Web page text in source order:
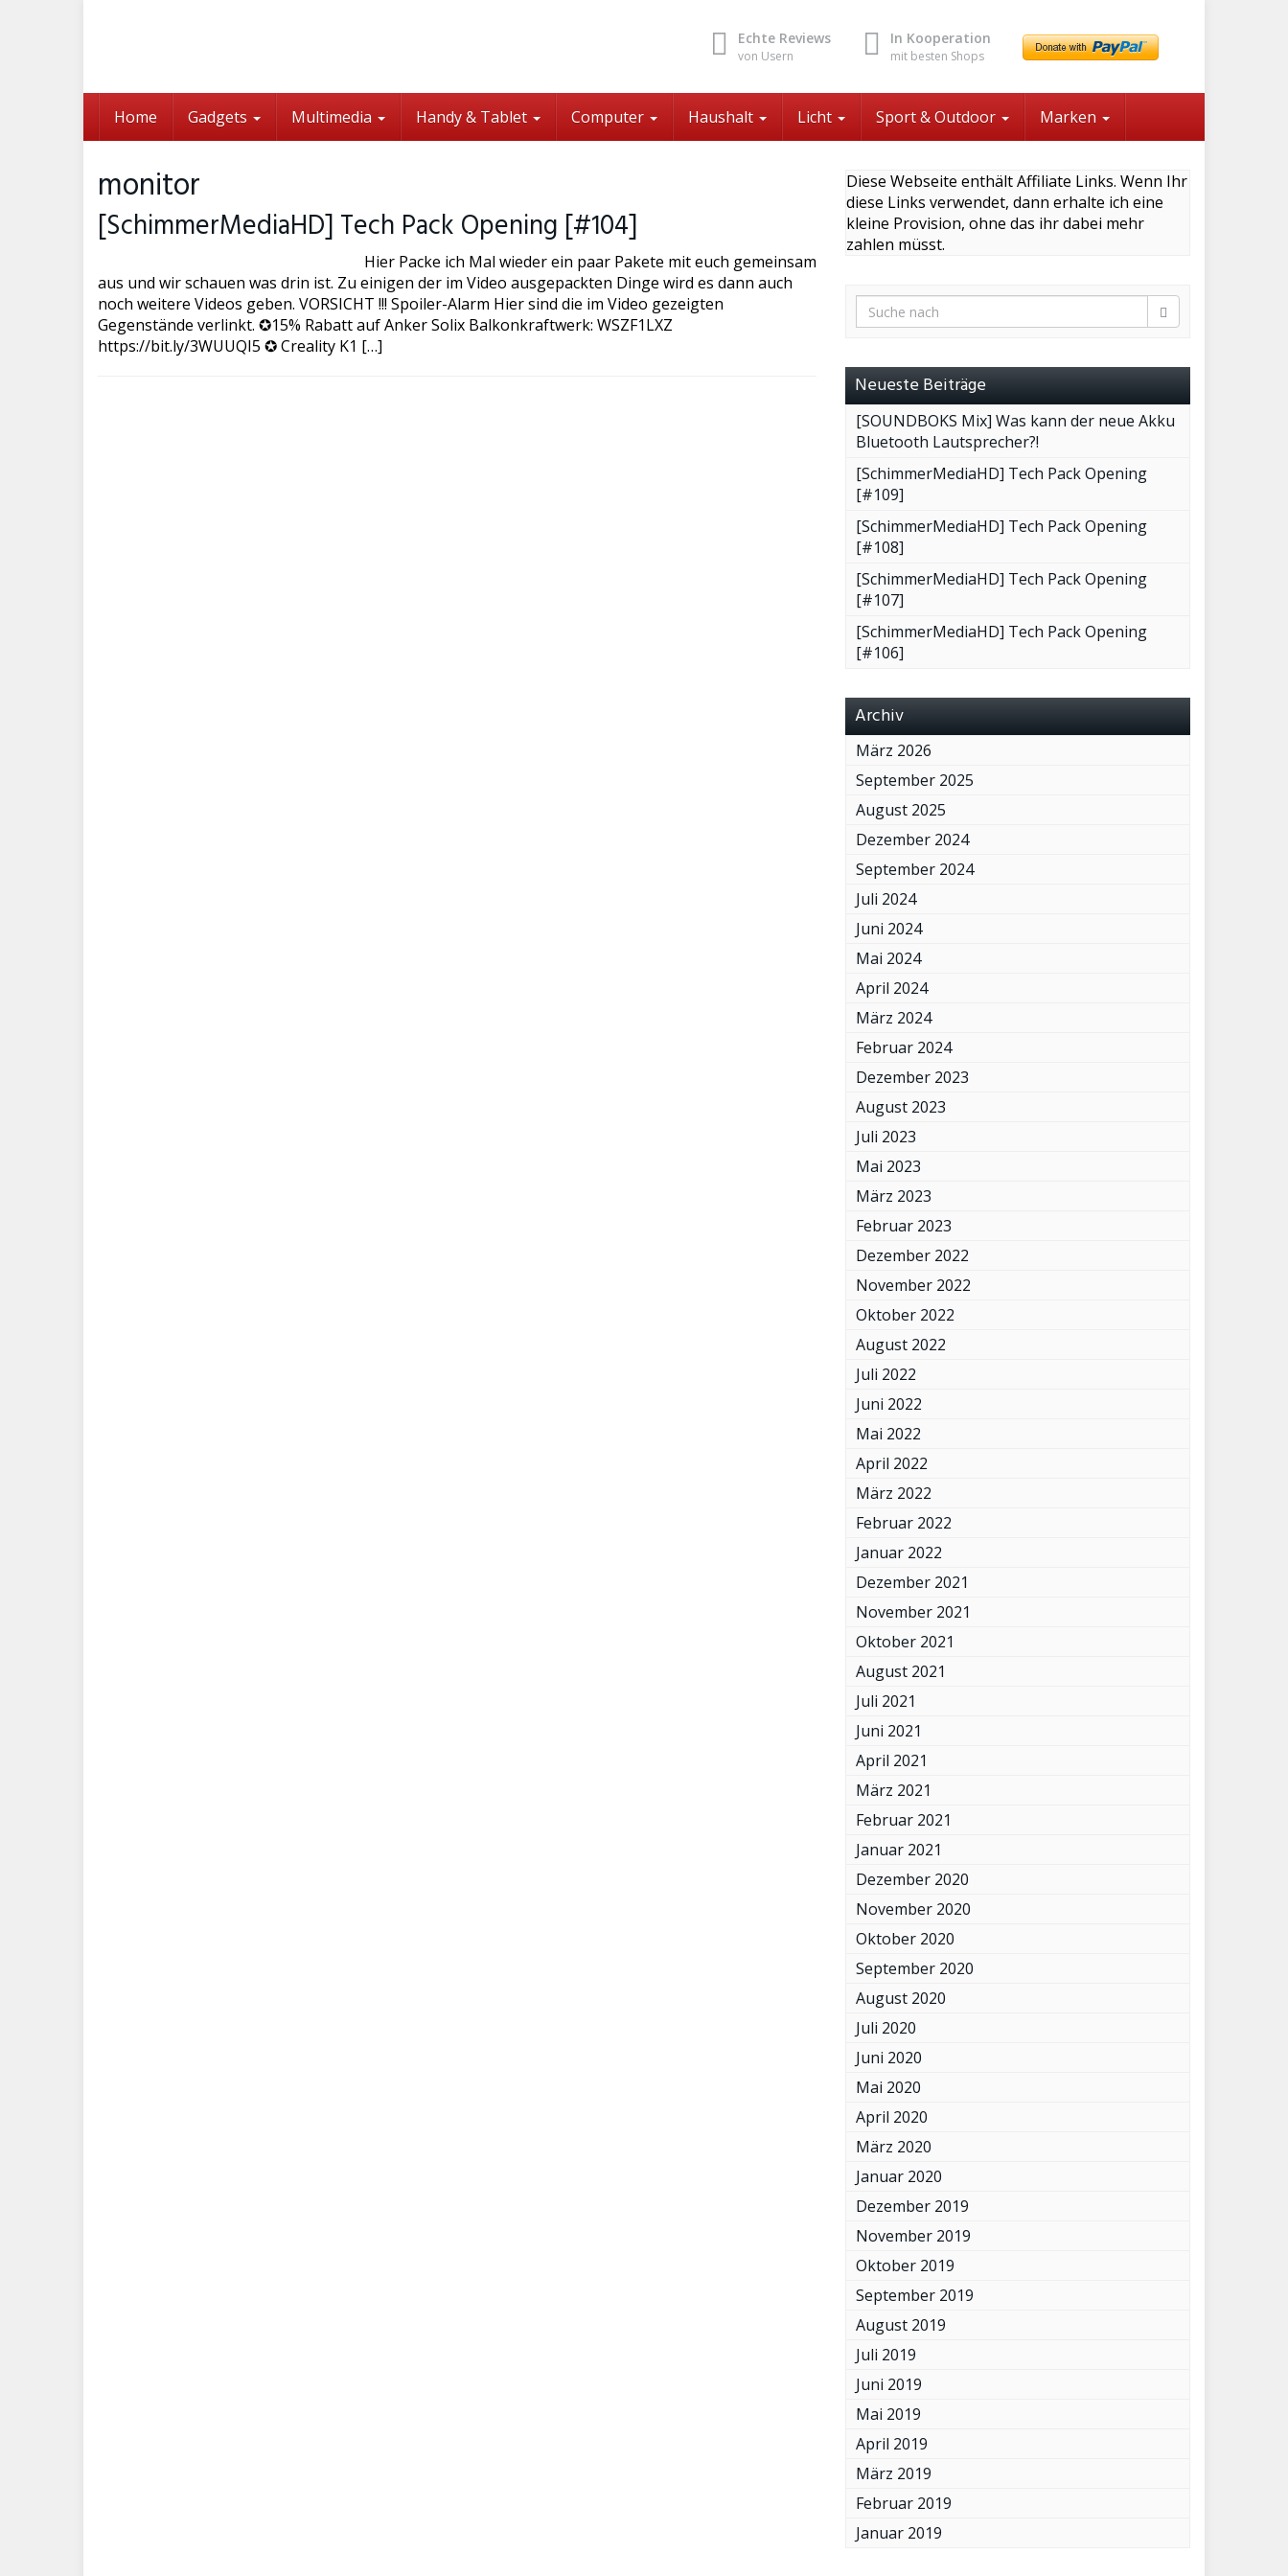
Echte Reviews
von Usern
In Kooperation
mit besten Shops
Home Gadgets Multimedia Handy & Tablet Computer Haushalt Licht Sport & Outdoor Marken
monitor
[SchimmerMediaHD] Tech Pack Opening [#104]
Hier Packe ich Mal wieder ein paar Pakete mit euch gemeinsam
aus und wir schauen was drin ist. Zu einigen der im Video ausgepackten Dinge wird es dann auch
noch weitere Videos geben. VORSICHT !!! Spoiler-Alarm Hier sind die im Video gezeigten
Gegenstände verlinkt. ✪15% Rabatt auf Anker Solix Balkonkraftwerk: WSZF1LXZ
https://bit.ly/3WUUQI5 ✪ Creality K1 […]
Diese Webseite enthält Affiliate Links. Wenn Ihr
diese Links verwendet, dann erhalte ich eine
kleine Provision, ohne das ihr dabei mehr
zahlen müsst.
Neueste Beiträge
[SOUNDBOKS Mix] Was kann der neue Akku
Bluetooth Lautsprecher?!
[SchimmerMediaHD] Tech Pack Opening
[#109]
[SchimmerMediaHD] Tech Pack Opening
[#108]
[SchimmerMediaHD] Tech Pack Opening
[#107]
[SchimmerMediaHD] Tech Pack Opening
[#106]
Archiv
März 2026
September 2025
August 2025
Dezember 2024
September 2024
Juli 2024
Juni 2024
Mai 2024
April 2024
März 2024
Februar 2024
Dezember 2023
August 2023
Juli 2023
Mai 2023
März 2023
Februar 2023
Dezember 2022
November 2022
Oktober 2022
August 2022
Juli 2022
Juni 2022
Mai 2022
April 2022
März 2022
Februar 2022
Januar 2022
Dezember 2021
November 2021
Oktober 2021
August 2021
Juli 2021
Juni 2021
April 2021
März 2021
Februar 2021
Januar 2021
Dezember 2020
November 2020
Oktober 2020
September 2020
August 2020
Juli 2020
Juni 2020
Mai 2020
April 2020
März 2020
Januar 2020
Dezember 2019
November 2019
Oktober 2019
September 2019
August 2019
Juli 2019
Juni 2019
Mai 2019
April 2019
März 2019
Februar 2019
Januar 2019